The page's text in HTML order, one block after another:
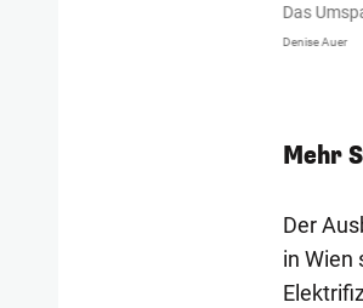
Das
Denise Auer
Mehr
Der
in Wien